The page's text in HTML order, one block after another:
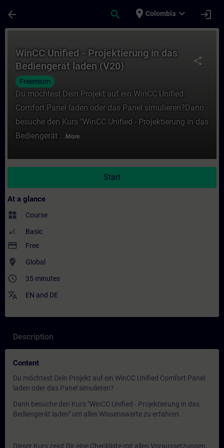
arrow_back search place Colombia expand_more login
share
WinCC Unified - Projektierung in das
Bediengerät laden (V20)
Freemium
Du möchtest Dein Projekt auf ein WinCC Unified
Comfort Panel laden oder das Panel simulieren?Dann
besuche den Kurs "WinCC Unified - Projektierung in das
Bediengerät ... More
Start
At a glance
widgets Course
Basic
payment Free
where_to_vote Global
access_time 35 minutes
translate EN and DE
Description
Content
Du möchtest Dein Projekt auf ein WinCC Unified Comfort Panel
laden oder das Panel simulieren?
Dann besuche den Kurs "WinCC Unified - Projektierung in das
Bediengerät laden" um alles Wissenswerte zu erfahren.
Dieser Kurs zeigt Dir eine Checkliste mit allen Voraussetzungen,